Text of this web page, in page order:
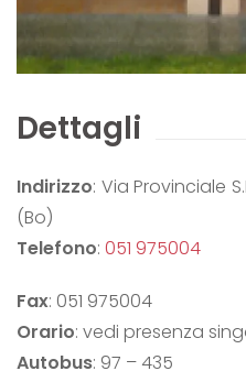
Dettagli
Indirizzo: Via Provinciale
(Bo)
Telefono: 051 975004
Fax: 051 975004
Orario: vedi presenza
Autobus: 97 – 435